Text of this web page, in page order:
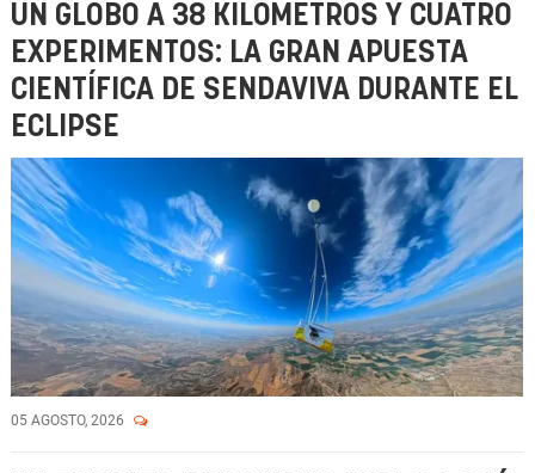
UN GLOBO A 38 KILÓMETROS Y CUATRO
EXPERIMENTOS: LA GRAN APUESTA
CIENTÍFICA DE SENDAVIVA DURANTE EL
ECLIPSE
05 AGOSTO, 2026